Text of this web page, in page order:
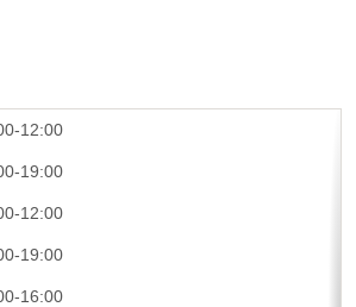
12:00
19:00
12:00
19:00
16:00